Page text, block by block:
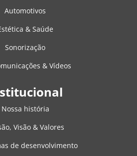
Automotivos
& Saúde
Sonorização
& Vídeos
Nossa história
Visão & Valores
de desenvolvimento